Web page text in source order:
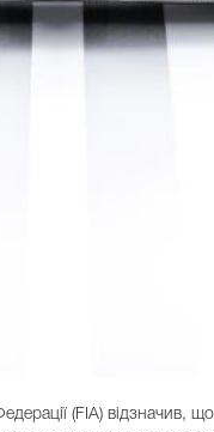
(FIA) відзначив,